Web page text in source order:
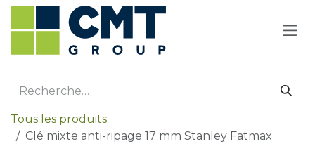
Se rendre au contenu
Tous les produits
Clé mixte anti-ripage 17 mm Stanley Fatmax